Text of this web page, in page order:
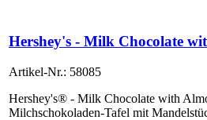
Hershey's - Milk Chocolate
Artikel-Nr.: 58085
Hershey's® - Milk Chocolate with
Milchschokoladen-Tafel mit